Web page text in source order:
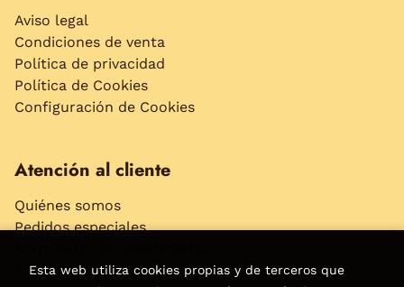
Aviso legal
Condiciones de venta
Política de privacidad
Política de Cookies
Configuración de Cookies
Atención al cliente
Quiénes somos
Pedidos especiales
Accesibilidad
Esta web utiliza cookies propias y de terceros que